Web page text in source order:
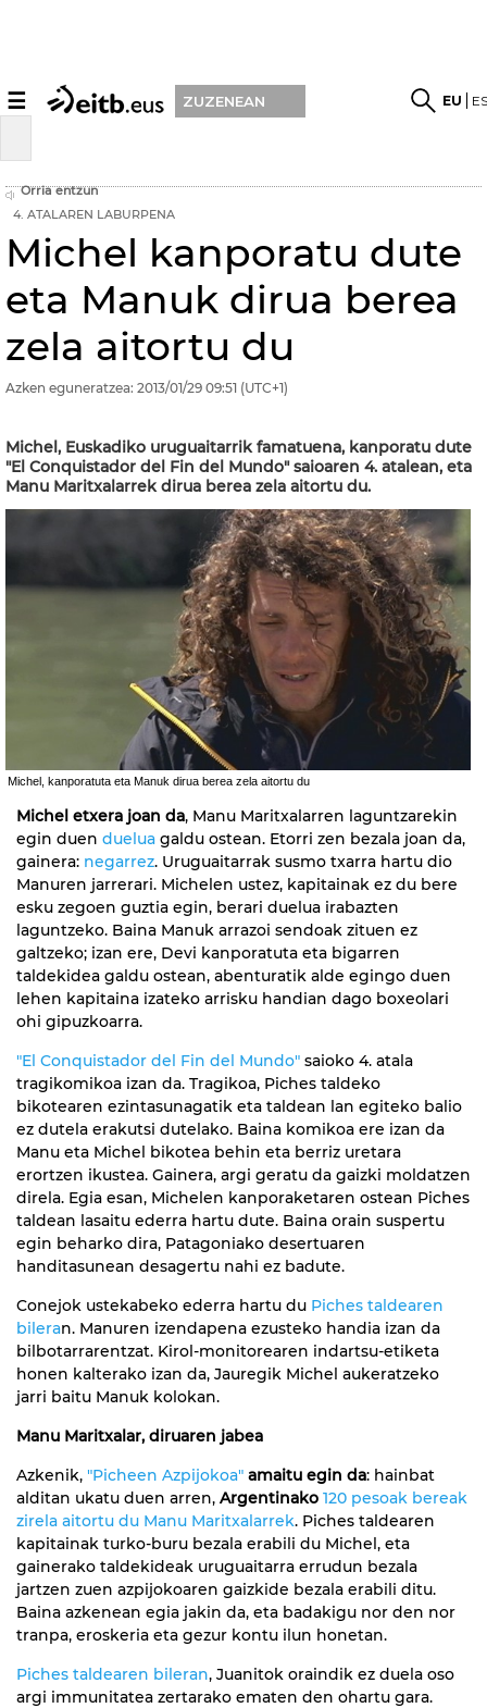
☰ ZUZENEAN EU
Orria entzun
4. ATALAREN LABURPENA
Michel kanporatu dute
eta Manuk dirua berea
zela aitortu du
Azken eguneratzea: 2013/01/29 09:51 (UTC+1)
Michel, Euskadiko uruguaitarrik famatuena, kanporatu dute
"El Conquistador del Fin del Mundo" saioaren 4. atalean, eta
Manu Maritxalarrek dirua berea zela aitortu du.
Michel, kanporatuta eta Manuk dirua berea zela aitortu du
Michel etxera joan da, Manu Maritxalarren laguntzarekin
egin duen duelua galdu ostean. Etorri zen bezala joan da,
gainera: negarrez. Uruguaitarrak susmo txarra hartu dio
Manuren jarrerari. Michelen ustez, kapitainak ez du bere
esku zegoen guztia egin, berari duelua irabazten
laguntzeko. Baina Manuk arrazoi sendoak zituen ez
galtzeko; izan ere, Devi kanporatuta eta bigarren
taldekidea galdu ostean, abenturatik alde egingo duen
lehen kapitaina izateko arrisku handian dago boxeolari
ohi gipuzkoarra.
"El Conquistador del Fin del Mundo" saioko 4. atala
tragikomikoa izan da. Tragikoa, Piches taldeko
bikotearen ezintasunagatik eta taldean lan egiteko balio
ez dutela erakutsi dutelako. Baina komikoa ere izan da
Manu eta Michel bikotea behin eta berriz uretara
erortzen ikustea. Gainera, argi geratu da gaizki moldatzen
direla. Egia esan, Michelen kanporaketaren ostean Piches
taldean lasaitu ederra hartu dute. Baina orain suspertu
egin beharko dira, Patagoniako desertuaren
handitasunean desagertu nahi ez badute.
Conejok ustekabeko ederra hartu du Piches taldearen
bileran. Manuren izendapena ezusteko handia izan da
bilbotarrarentzat. Kirol-monitorearen indartsu-etiketa
honen kalterako izan da, Jauregik Michel aukeratzeko
jarri baitu Manuk kolokan.
Manu Maritxalar, diruaren jabea
Azkenik, "Picheen Azpijokoa" amaitu egin da: hainbat
alditan ukatu duen arren, Argentinako 120 pesoak bereak
zirela aitortu du Manu Maritxalarrek. Piches taldearen
kapitainak turko-buru bezala erabili du Michel, eta
gainerako taldekideak uruguaitarra errudun bezala
jartzen zuen azpijokoaren gaizkide bezala erabili ditu.
Baina azkenean egia jakin da, eta badakigu nor den nor
tranpa, eroskeria eta gezur kontu ilun honetan.
Piches taldearen bileran, Juanitok oraindik ez duela oso
argi immunitatea zertarako ematen den ohartu gara.